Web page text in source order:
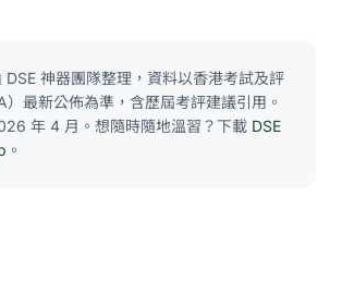
DSE 神器團隊整理，資料以香港考試及評
）最新公佈為準，含歷屆考評建議引用。
年 4 月。想隨時隨地溫習？下載 DSE
。